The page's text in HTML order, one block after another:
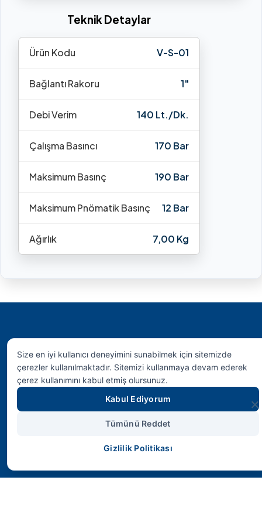
Teknik Detaylar
Ürün Kodu V-S-01
Bağlantı Rakoru 1"
Debi Verim 140 Lt./Dk.
Çalışma Basıncı 170 Bar
Maksimum Basınç 190 Bar
Maksimum Pnömatik Basınç 12 Bar
Ağırlık 7,00 Kg
SMS HİDROLİK
Geleceğin endüstriyel gücünü bugünden
kontrol altına alın. Yüksek performans,
maksimum dayanıklılık ve mühendislik harikası
Size en iyi kullanıcı deneyimini sunabilmek için sitemizde
çerezler kullanılmaktadır. Sitemizi kullanmaya devam ederek
çerez kullanımını kabul etmiş olursunuz.
Kabul Ediyorum
Tümünü Reddet
Gizlilik Politikası